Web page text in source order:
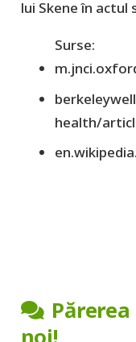
lui Skene în actul
Surse:
health/
noi!